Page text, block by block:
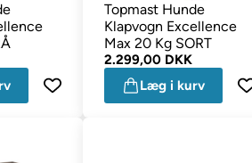
Topmast Hunde
Klapvogn Excellence
Max 20 Kg SORT
2.299,00 DKK
Læg i kurv